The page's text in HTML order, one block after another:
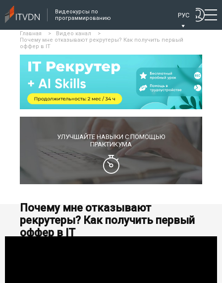
Видеокурсы по
программированию
РУС
Главная > Видео канал
>
Почему мне отказывают рекрутеры? Как получить первый
оффер в IT
УЛУЧШАЙТЕ НАВЫКИ С ПОМОЩЬЮ
ПРАКТИКУМА
Почему мне отказывают
рекрутеры? Как получить первый
оффер в IT